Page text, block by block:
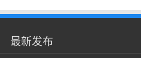
最新发布